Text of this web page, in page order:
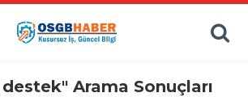
Arama Sonuçları